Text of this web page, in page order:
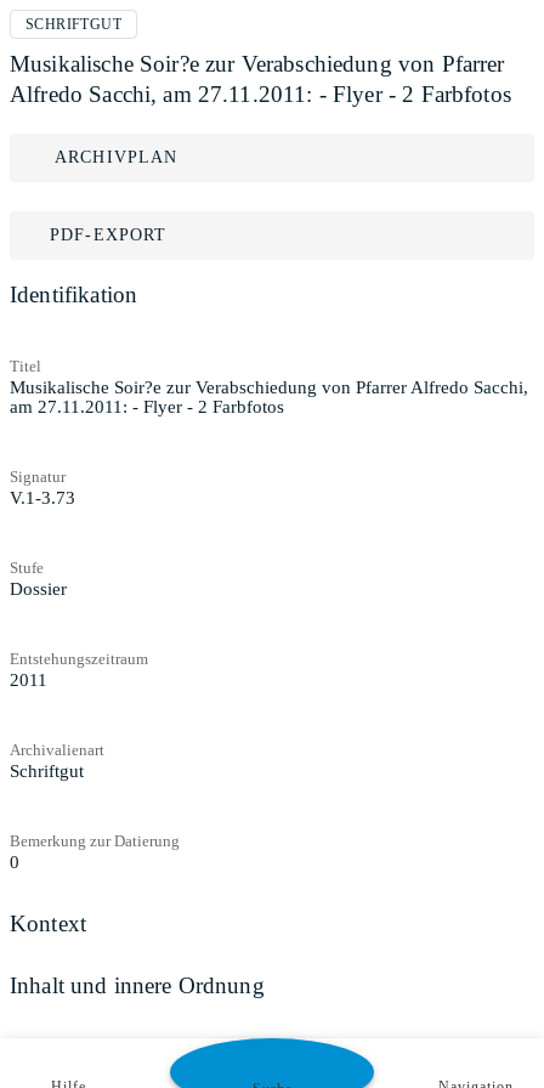
SCHRIFTGUT
Musikalische Soir?e zur Verabschiedung von Pfarrer
Alfredo Sacchi, am 27.11.2011: - Flyer - 2 Farbfotos
ARCHIVPLAN
PDF-EXPORT
Identifikation
Titel
Musikalische Soir?e zur Verabschiedung von Pfarrer Alfredo Sacchi,
am 27.11.2011: - Flyer - 2 Farbfotos
Signatur
V.1-3.73
Stufe
Dossier
Entstehungszeitraum
2011
Archivalienart
Schriftgut
Bemerkung zur Datierung
0
Kontext
Inhalt und innere Ordnung
Zugangs- und Benutzungsbestimmungen